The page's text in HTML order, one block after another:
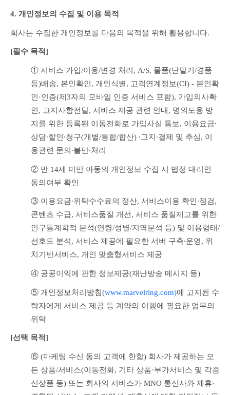
4. 개인정보의 수집 및 이용 목적
회사는 수집한 개인정보를 다음의 목적을 위해 활용합니다.
[필수 목적]
① 서비스 가입/이용/변경 처리, A/S, 물품(단말기/경품
등)배송, 본인확인, 개인식별, 고객연계정보(CI) - 본인확
인·인증(제3자의 모바일 인증 서비스 포함), 가입의사확
인, 고지사항전달, 서비스 제공 관련 안내, 명의도용 방
지를 위한 등록된 이동전화로 가입사실 통보, 이용요금∙
상담∙할인∙청구(개별/통합/합산) ∙고지∙결제 및 추심, 이
용관련 문의∙불만∙처리
② 만 14세 미만 아동의 개인정보 수집 시 법정 대리인
동의여부 확인
③ 이용요금∙위탁수수료의 정산, 서비스이용 확인∙점검,
콘텐츠 수급, 서비스품질 개선, 서비스 품질제고를 위한
인구통계학적 분석(연령/성별/지역분석 등) 및 이용형태/
선호도 분석, 서비스 제공에 필요한 서버 구축∙운영, 위
치기반서비스, 개인 맞춤형서비스 제공
④ 공공이익에 관한 정보제공(재난방송 메시지 등)
⑤ 개인정보처리방침(www.marvelring.com)에 고지된 수
탁자에게 서비스 제공 등 계약의 이행에 필요한 업무의
위탁
[선택 목적]
⑥ (마케팅 수신 동의 고객에 한함) 회사가 제공하는 모
든 상품/서비스(이동전화, 기타 상품·부가서비스 및 각종
신상품 등) 또는 회사의 서비스가 MNO 통신사와 제휴·